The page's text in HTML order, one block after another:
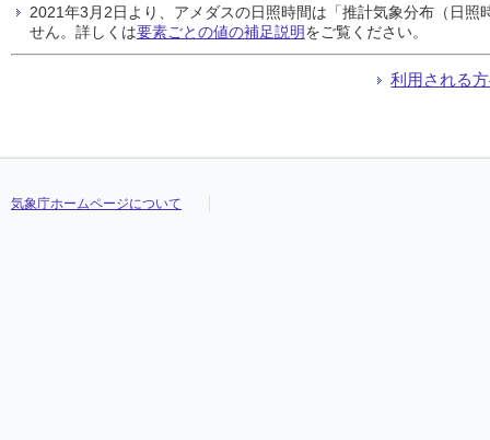
2021年3月2日より、アメダスの日照時間は「推計気象分布（日
せん。詳しくは要素ごとの値の補足説明をご覧ください。
利用される
気象庁ホームページについて